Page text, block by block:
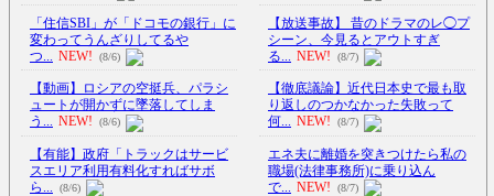
「住信SBI」が「ドコモの銀行」に
変わってうんざりしてるや
つ... NEW! (8/6)
【動画】ロシアの空挺兵、パラシ
ュートが開かずに墜落してしま
う... NEW! (8/6)
【有能】政府「トラックはサービ
スエリア利用有料化すればサボ
ら...
(8/6)
【放送事故】 昔のドラマのレ◯プ
シーン、今見るとアウトすぎ
る... NEW! (8/7)
【徹底議論】近代日本史で最も取
り返しのつかなかった失敗って
何... NEW! (8/7)
エネ夫に離婚を突きつけたら私の
職場(法律事務所)に乗り込ん
で...
NEW! (8/7)